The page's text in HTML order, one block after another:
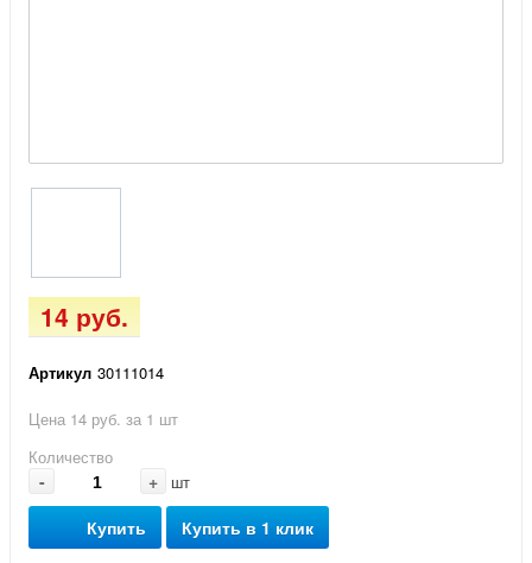
14 руб.
Артикул 30111014
Цена 14 руб. за 1 шт
Количество
- + шт
Купить Купить в 1 клик